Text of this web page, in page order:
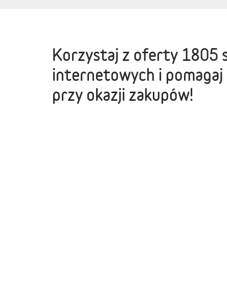
Korzystaj z oferty 1805
internetowych i
przy okazji zakupów!